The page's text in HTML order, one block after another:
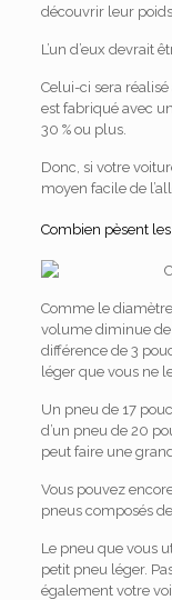
découvrir leur
L’un d’eux devrait
Celui-ci sera
est fabriqué avec
30 % ou plus.
Donc, si votre
moyen facile de
Combien pèsent
Comme le
volume diminue
différence de 3
léger que vous ne
Un pneu de 17
d’un pneu de 20
peut faire une
Vous pouvez
pneus composés
Le pneu que vous
petit pneu léger.
également votre